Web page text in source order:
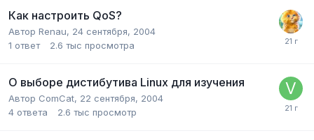
Как настроить QoS?
Автор Renau, 24 сентября, 2004
1 ответ 2.6 тыс просмотра
О выборе дистибутива Linux для изучения
Автор ComCat, 22 сентября, 2004
4 ответа 2.6 тыс просмотр